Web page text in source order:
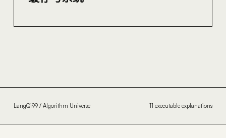
LangQi99 / Algorithm Universe 11 executable explanations